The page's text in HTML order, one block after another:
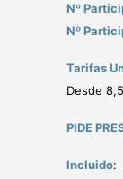
Nº
Nº
Tarifas
Desde
PIDE
Incluido: